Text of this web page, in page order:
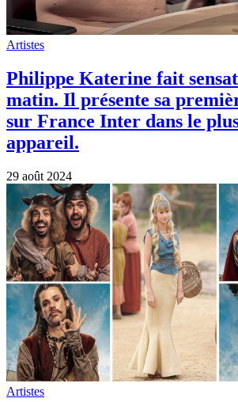
Artistes
Philippe Katerine fait
matin. Il présente sa
sur France Inter dans le
appareil.
29 août 2024
Artistes